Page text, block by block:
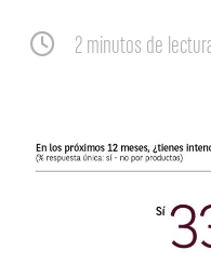
2 minutos de